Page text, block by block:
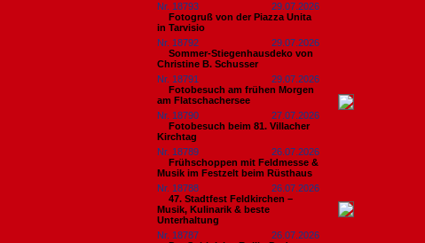
Nr. 18793
29.07.2026
Fotogruß von der Piazza Unita
in Tarvisio
Nr. 18792
29.07.2026
Sommer-Stiegenhausdeko von
Christine B. Schusser
Nr. 18791
29.07.2026
Fotobesuch am frühen Morgen
am Flatschachersee
Nr. 18790
27.07.2026
Fotobesuch beim 81. Villacher
Kirchtag
Nr. 18789
26.07.2026
Frühschoppen mit Feldmesse &
Musik im Festzelt beim Rüsthaus
Nr. 18788
26.07.2026
47. Stadtfest Feldkirchen –
Musik, Kulinarik & beste
Unterhaltung
Nr. 18787
26.07.2026